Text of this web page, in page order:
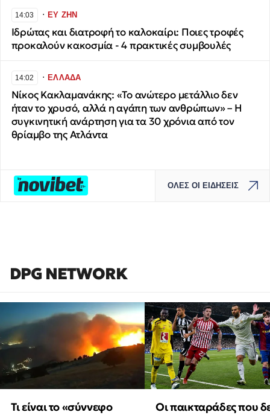
14:03 ∙ΕΥ ΖΗΝ
Ιδρώτας και διατροφή το καλοκαίρι: Ποιες τροφές
προκαλούν κακοσμία - 4 πρακτικές συμβουλές
14:02 ∙ΕΛΛΑΔΑ
Νίκος Κακλαμανάκης: «Το ανώτερο μετάλλιο δεν
ήταν το χρυσό, αλλά η αγάπη των ανθρώπων» – Η
συγκινητική ανάρτηση για τα 30 χρόνια από τον
θρίαμβο της Ατλάντα
ΟΛΕΣ ΟΙ ΕΙΔΗΣΕΙΣ
DPG NETWORK
Τι είναι το «σύννεφο
Οι παικταράδες που